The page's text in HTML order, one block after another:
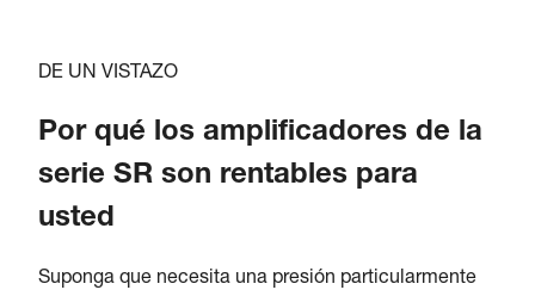
DE UN VISTAZO
Por qué los amplificadores de la
serie SR son rentables para
usted
Suponga que necesita una presión particularmente